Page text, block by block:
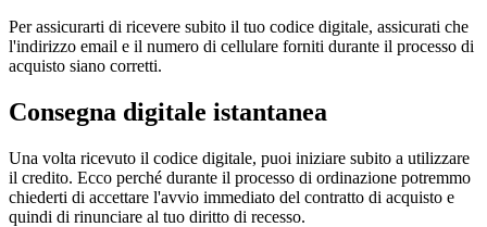
Per assicurarti di ricevere subito il tuo codice digitale, assicurati che
l'indirizzo email e il numero di cellulare forniti durante il processo di
acquisto siano corretti.
Consegna digitale istantanea
Una volta ricevuto il codice digitale, puoi iniziare subito a utilizzare
il credito. Ecco perché durante il processo di ordinazione potremmo
chiederti di accettare l'avvio immediato del contratto di acquisto e
quindi di rinunciare al tuo diritto di recesso.